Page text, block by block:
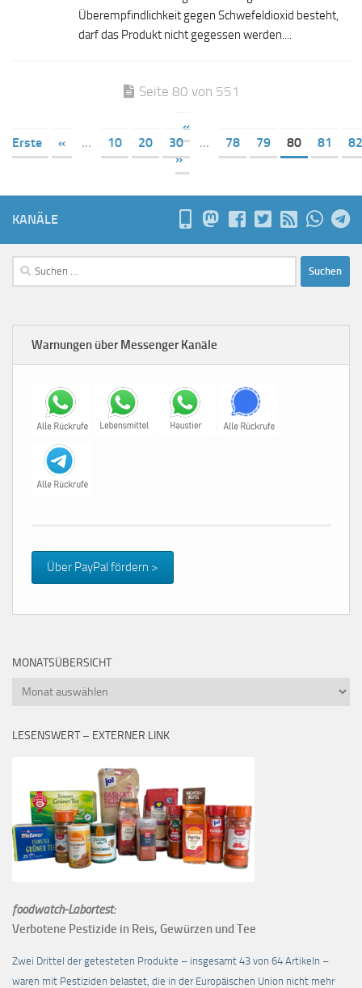
Überempfindlichkeit gegen Schwefeldioxid besteht,
darf das Produkt nicht gegessen werden....
Seite 80 von 551
«
Erste
« ... 10 20 30 ... 78 79 80 81
82
»
KANÄLE
Suchen
nach:
Warnungen über Messenger Kanäle
Über PayPal fördern >
MONATSÜBERSICHT
Monatsübersicht
LESENSWERT – EXTERNER LINK
foodwatch-Labortest:
Verbotene Pestizide in Reis, Gewürzen und Tee
Zwei Drittel der getesteten Produkte – insgesamt 43 von 64 Artikeln –
waren mit Pestiziden belastet, die in der Europäischen Union nicht mehr